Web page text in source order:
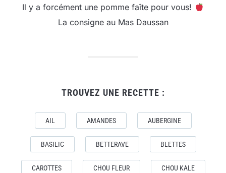
Il y a forcément une pomme faîte pour vous!
La consigne au Mas Daussan
TROUVEZ UNE RECETTE :
AIL AMANDES AUBERGINE
BASILIC BETTERAVE BLETTES
CAROTTES CHOU FLEUR CHOU KALE